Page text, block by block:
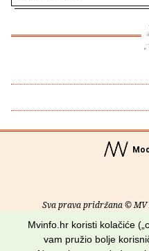
Sva prava pridržana © MV
Mvinfo.hr koristi kolačiće
vam pružio bolje